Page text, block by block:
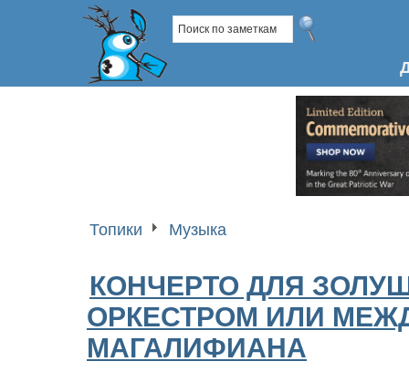
Топики Музыка
КОНЧЕРТО ДЛЯ
ОРКЕСТРОМ ИЛИ
МАГАЛИФИАНA